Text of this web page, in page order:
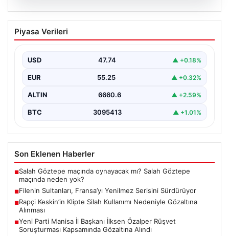
07.08.2026
Filenin Sultanları, Fransa’yı Yenilmez
Serisini Sürdürüyor
öncesinde yaptığı hazırlık maçlarında gösterdiği üstün
performansla…
Piyasa Verileri
USD 47.74 ▲ +0.18%
EUR 55.25 ▲ +0.32%
ALTIN 6660.6 ▲ +2.59%
BTC 3095413 ▲ +1.01%
Son Eklenen Haberler
■Salah Göztepe maçında oynayacak mı? Salah Göztepe
maçında neden yok?
■Filenin Sultanları, Fransa’yı Yenilmez Serisini Sürdürüyor
■Rapçi Keskin’in Klipte Silah Kullanımı Nedeniyle Gözaltına
Alınması
■Yeni Parti Manisa İl Başkanı İlksen Özalper Rüşvet
Soruşturması Kapsamında Gözaltına Alındı